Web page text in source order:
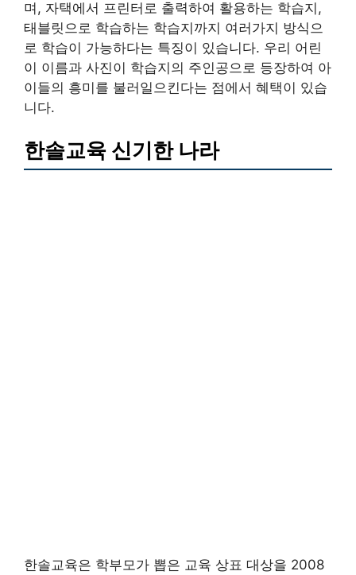
며, 자택에서 프린터로 출력하여 활용하는 학습지,
태블릿으로 학습하는 학습지까지 여러가지 방식으
로 학습이 가능하다는 특징이 있습니다. 우리 어린
이 이름과 사진이 학습지의 주인공으로 등장하여 아
이들의 흥미를 불러일으킨다는 점에서 혜택이 있습
니다.
한솔교육 신기한 나라
한솔교육은 학부모가 뽑은 교육 상표 대상을 2008